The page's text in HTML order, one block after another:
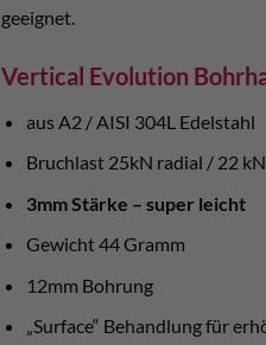
geeignet.
Vertical Evolution
aus A2 / AISI 304L Edelstahl
Bruchlast 25kN radial / 22
3mm Stärke – super leicht
Gewicht 44 Gramm
12mm Bohrung
„Surface“ Behandlung für